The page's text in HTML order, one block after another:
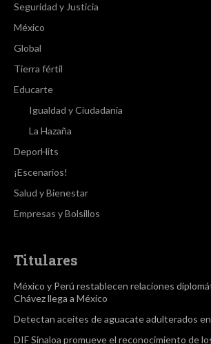
Seguridad y Justicia
México
Global
Tierra fértil
Educarte
Igualdad y Ciudadanía
La Hazaña
DeporHits
¡Escenarios!
Salud y Bienestar
Empresas y Bolsillos
Titulares
México y Perú restablecen relaciones
Chávez llega a México
Detectan aceites de aguacate adulterados
DIF Sinaloa promueve el reconocimiento de